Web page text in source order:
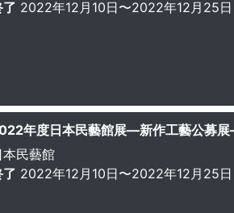
了 2022年12月10日〜2022年12月25日
年度日本民藝館展—新作工藝公募
本民藝館
了 2022年12月10日〜2022年12月25日